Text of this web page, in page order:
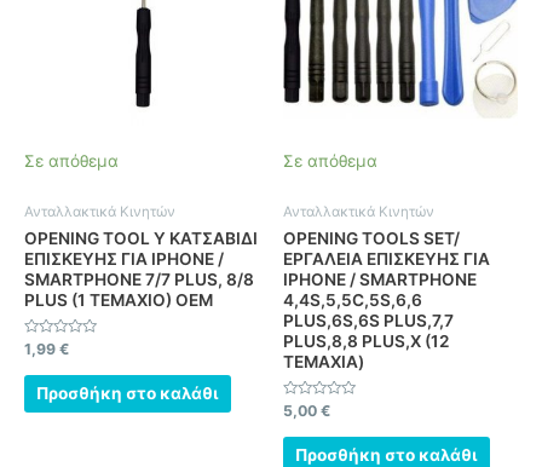
Σε απόθεμα
Ανταλλακτικά Κινητών
OPENING TOOL Y ΚΑΤΣΑΒΙΔΙ
ΕΠΙΣΚΕΥΗΣ ΓΙΑ IPHONE /
SMARTPHONE 7/7 PLUS, 8/8
PLUS (1 ΤΕΜΑΧΙΟ) OEM
Βαθμολογήθηκε
με
0
από
1,99 €
Προσθήκη στο καλάθι
Σε απόθεμα
Ανταλλακτικά Κινητών
OPENING TOOLS SET/
ΕΡΓΑΛΕΙΑ ΕΠΙΣΚΕΥΗΣ ΓΙΑ
IPHONE / SMARTPHONE
4,4S,5,5C,5S,6,6
PLUS,6S,6S PLUS,7,7
PLUS,8,8 PLUS,X (12
ΤΕΜΑΧΙΑ)
Βαθμολογήθηκε
με
0
από
5,00 €
Προσθήκη στο καλάθι